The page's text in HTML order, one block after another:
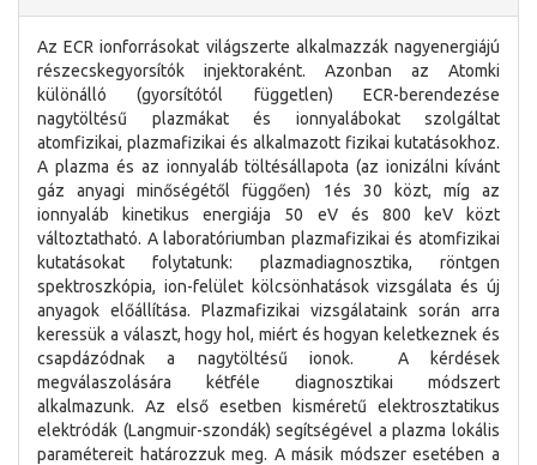
Az ECR ionforrásokat világszerte alkalmazzák nagyenergiájú
részecskegyorsítók injektoraként. Azonban az Atomki
különálló (gyorsítótól független) ECR-berendezése
nagytöltésű plazmákat és ionnyalábokat szolgáltat
atomfizikai, plazmafizikai és alkalmazott fizikai kutatásokhoz.
A plazma és az ionnyaláb töltésállapota (az ionizálni kívánt
gáz anyagi minőségétől függően) 1és 30 közt, míg az
ionnyaláb kinetikus energiája 50 eV és 800 keV közt
változtatható. A laboratóriumban plazmafizikai és atomfizikai
kutatásokat folytatunk: plazmadiagnosztika, röntgen
spektroszkópia, ion-felület kölcsönhatások vizsgálata és új
anyagok előállítása. Plazmafizikai vizsgálataink során arra
keressük a választ, hogy hol, miért és hogyan keletkeznek és
csapdázódnak a nagytöltésű ionok. A kérdések
megválaszolására kétféle diagnosztikai módszert
alkalmazunk. Az első esetben kisméretű elektrosztatikus
elektródák (Langmuir-szondák) segítségével a plazma lokális
paramétereit határozzuk meg. A másik módszer esetében a